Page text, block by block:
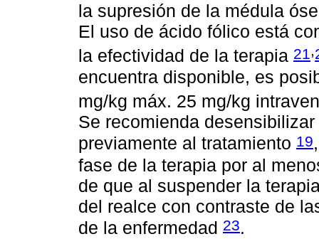
la supresión de la médula
El uso de ácido fólico está
la efectividad de la terapia 21 ,
encuentra disponible, es
mg/kg máx. 25 mg/kg
Se recomienda
previamente al tratamiento 19
fase de la terapia por al
de que al suspender la
del realce con contraste de
de la enfermedad 23.